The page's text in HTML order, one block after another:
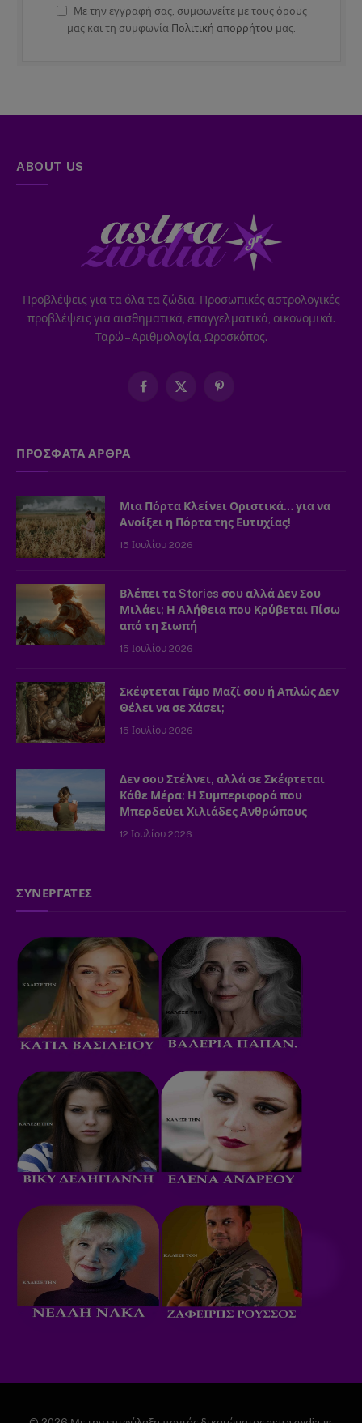
Με την εγγραφή σας, συμφωνείτε με τους όρους
μας και τη συμφωνία Πολιτική απορρήτου μας.
ABOUT US
Προβλέψεις για τα όλα τα ζώδια. Προσωπικές αστρολογικές
προβλέψεις για αισθηματικά, επαγγελματικά, οικονομικά.
Ταρώ – Αριθμολογία, Ωροσκόπος.
Facebook
X
Pinterest
ΠΡΟΣΦΑΤΑ ΑΡΘΡΑ
Μια Πόρτα Κλείνει Οριστικά… για να
Ανοίξει η Πόρτα της Ευτυχίας!
15 Ιουλίου 2026
Βλέπει τα Stories σου αλλά Δεν Σου
Μιλάει; Η Αλήθεια που Κρύβεται Πίσω
από τη Σιωπή
15 Ιουλίου 2026
Σκέφτεται Γάμο Μαζί σου ή Απλώς Δεν
Θέλει να σε Χάσει;
15 Ιουλίου 2026
Δεν σου Στέλνει, αλλά σε Σκέφτεται
Κάθε Μέρα; Η Συμπεριφορά που
Μπερδεύει Χιλιάδες Ανθρώπους
12 Ιουλίου 2026
ΣΥΝΕΡΓΑΤΕΣ